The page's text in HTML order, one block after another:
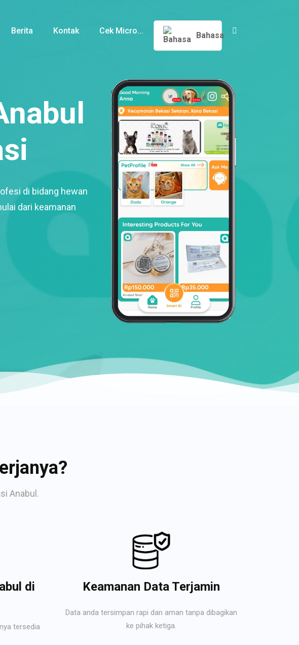
Berita Kontak Cek Micro... Bahasa
di bidang hewan
dari keamanan
Anabul.
di
tersedia
Keamanan Data Terjamin
Data anda tersimpan rapi dan aman tanpa dibagikan
ke pihak ketiga.